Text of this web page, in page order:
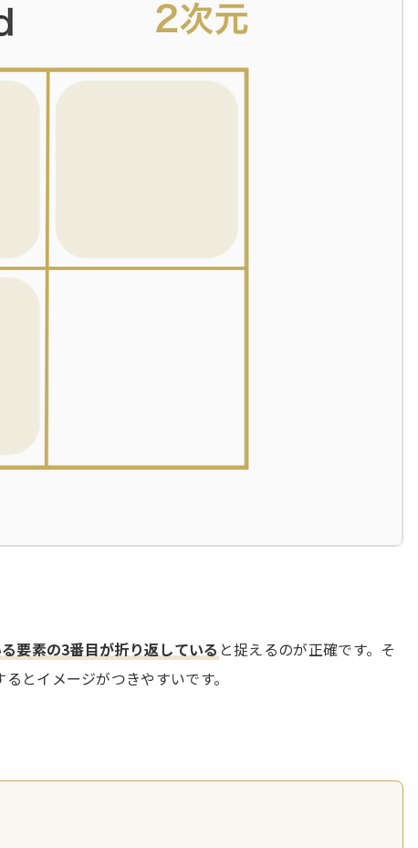
要素の3番目が折り返している と捉えるのが正確です。そ
るとイメージがつきやすいです。